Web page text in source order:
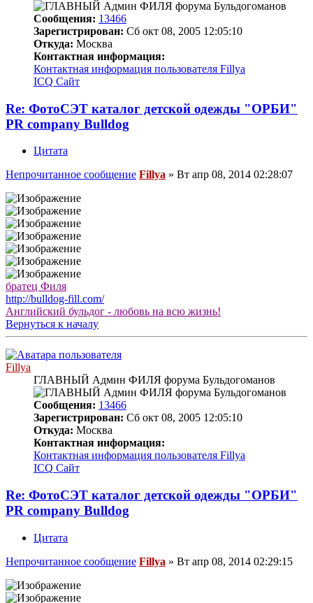
Сообщения: 13466
Зарегистрирован: Сб окт 08, 2005 12:05:10
Откуда: Москва
Контактная информация:
Контактная информация пользователя Fillya
ICQ Сайт
Re: ФотоСЭТ каталог детской одежды "ОРБИ"
PR company Bulldog
Цитата
Непрочитанное сообщение Fillya » Вт апр 08, 2014 02:28:07
братец Филя
http://bulldog-fill.com/
Английский бульдог - любовь на всю жизнь!
Вернуться к началу
Fillya
ГЛАВНЫЙ Админ ФИЛЯ форума Бульдогоманов
Сообщения: 13466
Зарегистрирован: Сб окт 08, 2005 12:05:10
Откуда: Москва
Контактная информация:
Контактная информация пользователя Fillya
ICQ Сайт
Re: ФотоСЭТ каталог детской одежды "ОРБИ"
PR company Bulldog
Цитата
Непрочитанное сообщение Fillya » Вт апр 08, 2014 02:29:15